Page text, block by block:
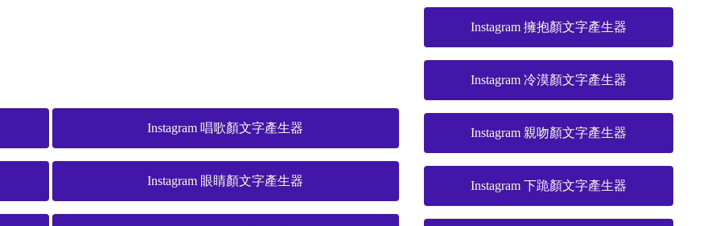
Instagram 唱歌顏文字產生器
Instagram 眼睛顏文字產生器
Instagram 擁抱顏文字產生器
Instagram 冷漠顏文字產生器
Instagram 親吻顏文字產生器
Instagram 下跪顏文字產生器